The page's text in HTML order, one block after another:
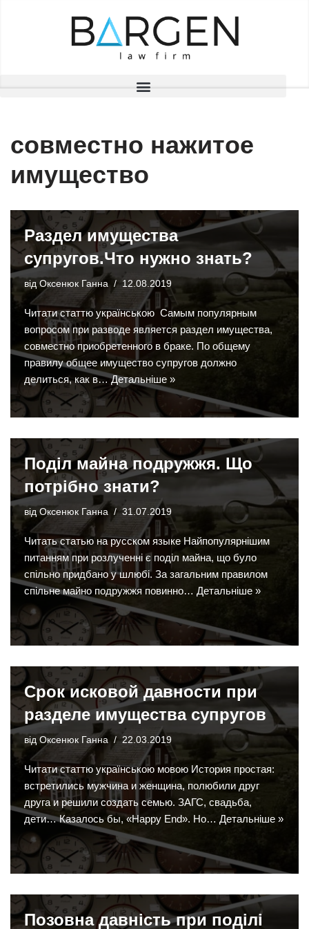
совместно нажитое
имущество
Раздел имущества
супругов.Что нужно знать?
від Оксенюк Ганна 12.08.2019
Читати статтю українською Самым популярным
вопросом при разводе является раздел имущества,
совместно приобретенного в браке. По общему
правилу общее имущество супругов должно
делиться, как в…Детальніше »
Поділ майна подружжя. Що
потрібно знати?
від Оксенюк Ганна 31.07.2019
Читать статью на русском языке Найпопулярнішим
питанням при розлученні є поділ майна, що було
спільно придбано у шлюбі. За загальним правилом
спільне майно подружжя повинно… Детальніше »
Срок исковой давности при
разделе имущества супругов
від Оксенюк Ганна 22.03.2019
Читати статтю українською мовою История простая:
встретились мужчина и женщина, полюбили друг
друга и решили создать семью. ЗАГС, свадьба,
дети… Казалось бы, «Happy End». Но… Детальніше »
Позовна давність при поділі